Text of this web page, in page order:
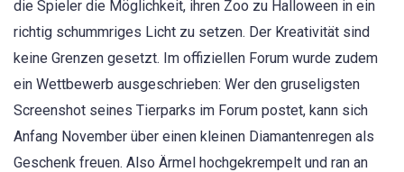
die Spieler die Möglichkeit, ihren Zoo zu Halloween in ein
richtig schummriges Licht zu setzen. Der Kreativität sind
keine Grenzen gesetzt. Im offiziellen Forum wurde zudem
ein Wettbewerb ausgeschrieben: Wer den gruseligsten
Screenshot seines Tierparks im Forum postet, kann sich
Anfang November über einen kleinen Diamantenregen als
Geschenk freuen. Also Ärmel hochgekrempelt und ran an